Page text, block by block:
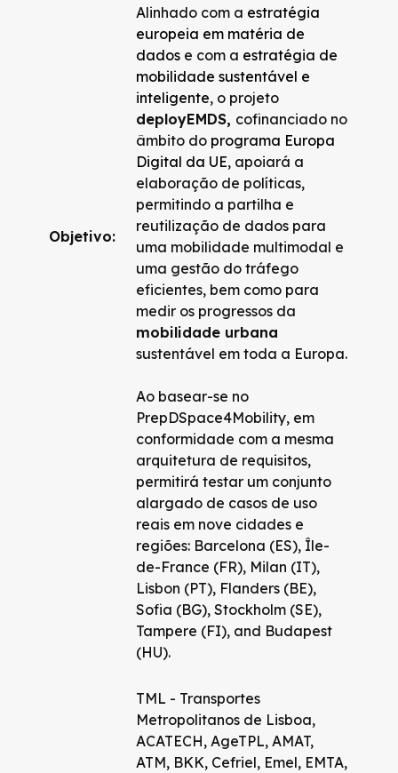
Objetivo:
Alinhado com a estratégia
europeia em matéria de
dados e com a estratégia de
mobilidade sustentável e
inteligente, o projeto
deployEMDS, cofinanciado no
âmbito do programa Europa
Digital da UE, apoiará a
elaboração de políticas,
permitindo a partilha e
reutilização de dados para
uma mobilidade multimodal e
uma gestão do tráfego
eficientes, bem como para
medir os progressos da
mobilidade urbana
sustentável em toda a Europa.
Ao basear-se no
PrepDSpace4Mobility, em
conformidade com a mesma
arquitetura de requisitos,
permitirá testar um conjunto
alargado de casos de uso
reais em nove cidades e
regiões: Barcelona (ES), Île-
de-France (FR), Milan (IT),
Lisbon (PT), Flanders (BE),
Sofia (BG), Stockholm (SE),
Tampere (FI), and Budapest
(HU).
TML - Transportes
Metropolitanos de Lisboa,
ACATECH, AgeTPL, AMAT,
ATM, BKK, Cefriel, Emel, EMTA,